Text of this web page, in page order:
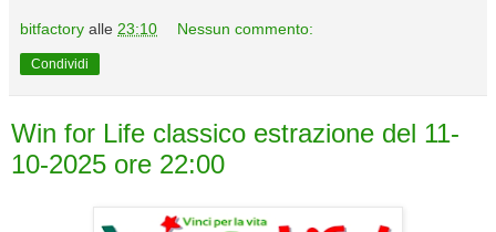
bitfactory alle 23:10 Nessun commento:
Condividi
Win for Life classico estrazione del 11-
10-2025 ore 22:00